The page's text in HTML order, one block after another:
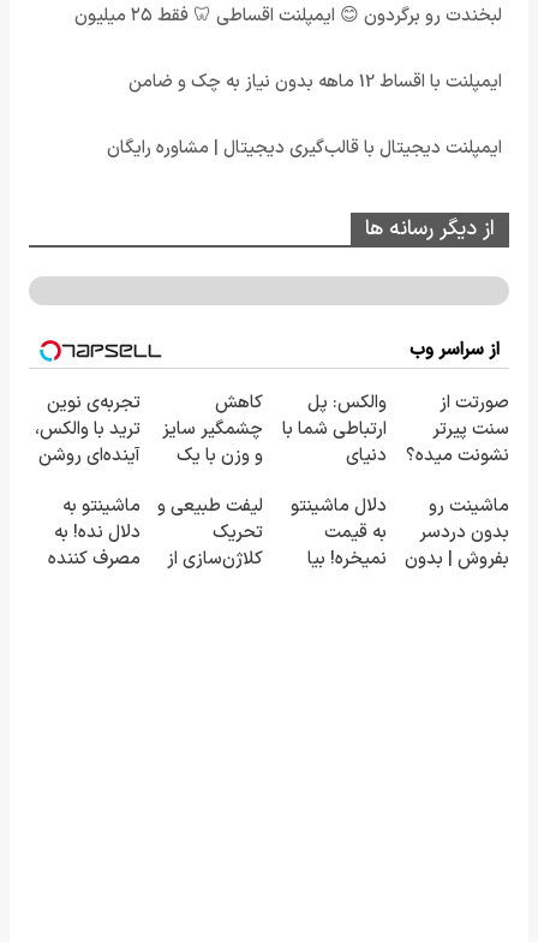
لبخندت رو برگردون 😊 ایمپلنت اقساطی 🦷 فقط ۲۵ میلیون
ایمپلنت با اقساط 12 ماهه بدون نیاز به چک و ضامن
ایمپلنت دیجیتال با قالب‌گیری دیجیتال | مشاوره رایگان
از دیگر رسانه ها
از سراسر وب
صورتت از
سنت پیرتر
نشونت میده؟
می‌گردونه 🔰
والکس: پل
ارتباطی شما با
دنیای
دیجیتال
کاهش
چشمگیر سایز
و وزن با یک
خانگی60%تخفیف
تجربه‌ی نوین
ترید با والکس،
آینده‌ای روشن
شماست
ماشینت رو
بدون دردسر
بفروش | بدون
دلال ماشینتو
به قیمت
نمیخره! بیا
لیفت طبیعی و
تحریک
کلاژن‌سازی از
ماشینتو به
دلال نده! به
مصرف کننده